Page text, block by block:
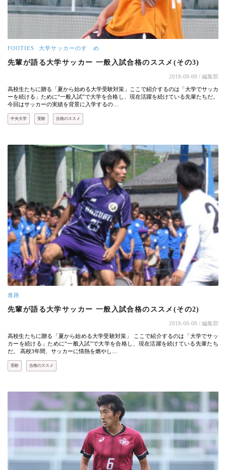
FOOTIES 大学サッカーのすゝめ
先輩が語る大学サッカー 一般入試合格のススメ(その3)
2018-08-08 / 編集部
高校生たちに贈る「夏から始める大学受験対策」ここで紹介するのは「大学でサッカ
ーを続ける」ために“一般入試”で大学を合格し、現在活躍を続けている先輩たちだ。
今回はサッカーの実績を背景に入学するの…
中央大学 受験 合格のススメ
進路
先輩が語る大学サッカー 一般入試合格のススメ(その2)
2018-08-08 / 編集部
高校生たちに贈る「夏から始める大学受験対策」 ここで紹介するのは「大学でサッ
カーを続ける」ために“一般入試”で大学を合格し、現在活躍を続けている先輩たち
だ。 高校3年間、サッカーに情熱を燃やし…
受験 合格のススメ